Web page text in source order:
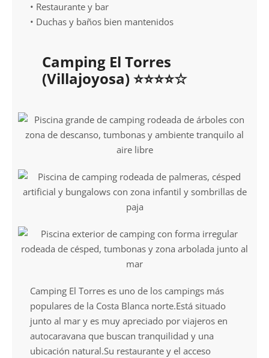
• Restaurante y bar
• Duchas y baños bien mantenidos
Camping El Torres
(Villajoyosa) ⭐⭐⭐⭐☆
Camping El Torres es uno de los campings más
populares de la Costa Blanca norte.Está situado
junto al mar y es muy apreciado por viajeros en
autocaravana que buscan tranquilidad y una
ubicación natural.Su restaurante y el acceso